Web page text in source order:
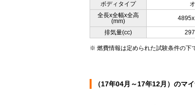
ボディタイプ
全長x全幅x全高
(mm)
排気量(cc)
※ 燃費情報は定められた試験条件の下
（17年04月～17年12月）のマ